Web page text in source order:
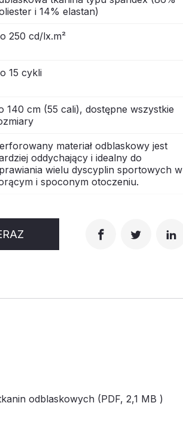
i 14% elastan)
250 cd/lx.m²
15 cykli
140 cm (55 cali), dostępne wszystkie
materiał odblaskowy jest
oddychający i idealny do
wielu dyscyplin sportowych w
i spoconym otoczeniu.
odblaskowych (PDF, 2,1 MB )